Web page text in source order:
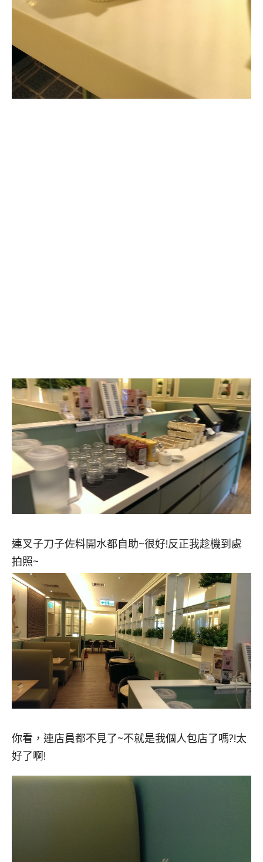
連叉子刀子佐料開水都自助~很好!反正我趁機到處
拍照~
你看，連店員都不見了~不就是我個人包店了嗎?!太
好了啊!